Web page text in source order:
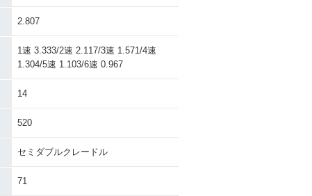
2.807
1速 3.333/2速 2.117/3速 1.571/4速
1.304/5速 1.103/6速 0.967
14
520
セミダブルクレードル
71